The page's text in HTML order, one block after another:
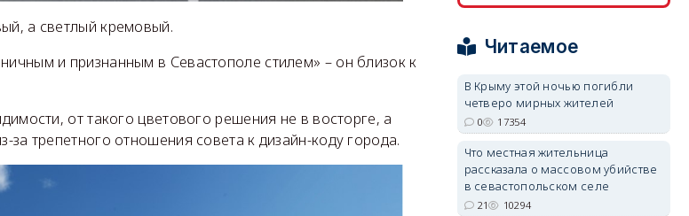
а светлый кремовый.
и признанным в Севастополе стилем» – он близок к
от такого цветового решения не в восторге, а
трепетного отношения совета к дизайн-коду города.
Читаемое
В Крыму этой ночью погибли
четверо мирных жителей
0 17354
Что местная жительница
рассказала о массовом убийстве
в севастопольском селе
21 10294